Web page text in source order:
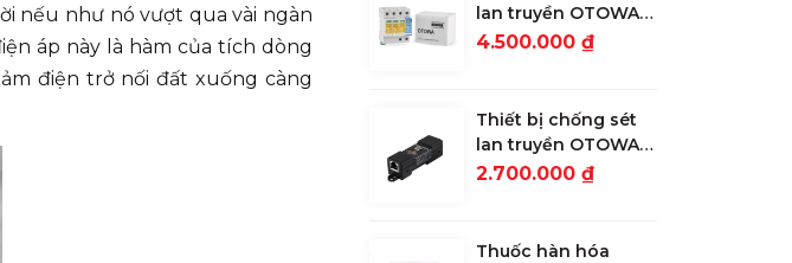
nếu như nó vượt qua vài ngàn
áp này là hàm của tích dòng
điện trở nối đất xuống càng
lan truyền OTOWA
đường nguồn LSK-
4.500.000 ₫
Thiết bị chống sét
lan truyền OTOWA
đường tín hiệu
2.700.000 ₫
Thuốc hàn hóa